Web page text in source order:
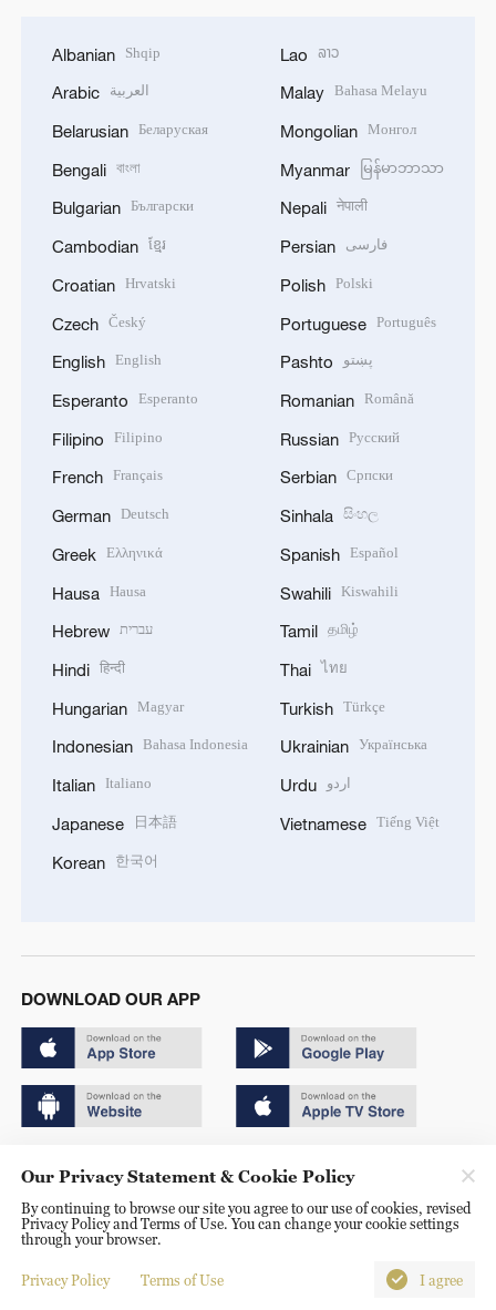
Albanian Shqip
Arabic العربية
Belarusian Беларуская
Bengali বাংলা
Bulgarian Български
Cambodian ខ្មែរ
Croatian Hrvatski
Czech Český
English English
Esperanto Esperanto
Filipino Filipino
French Français
German Deutsch
Greek Ελληνικά
Hausa Hausa
Hebrew עברית
Hindi हिन्दी
Hungarian Magyar
Indonesian Bahasa Indonesia
Italian Italiano
Japanese 日本語
Korean 한국어
Lao ລາວ
Malay Bahasa Melayu
Mongolian Монгол
Myanmar မြန်မာဘာသာ
Nepali नेपाली
Persian فارسی
Polish Polski
Portuguese Português
Pashto پښتو
Romanian Română
Russian Русский
Serbian Српски
Sinhala සිංහල
Spanish Español
Swahili Kiswahili
Tamil தமிழ்
Thai ไทย
Turkish Türkçe
Ukrainian Українська
Urdu اردو
Vietnamese Tiếng Việt
DOWNLOAD OUR APP
京ICP备20000184号
京公网安备 11010502050052号
Disinformation report hotline: 010-85061466
Our Privacy Statement & Cookie Policy
By continuing to browse our site you agree to our use of cookies, revised
Privacy Policy and Terms of Use. You can change your cookie settings
through your browser.
Privacy Policy Terms of Use I agree